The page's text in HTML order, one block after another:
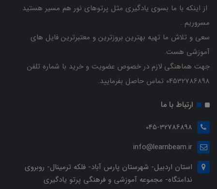
از اینکه با ما بسوی یادگیری مثل پرتوهای نور هم مسیر هستید
مسروریم .
سعی و تلاش ما تهیه بهترین بروزترین و معتبرترین فایل های
آموزشی هست.
جهت هماهنگی لازم در خصوص عضویت و خرید با شماره تلفن
04532786898 تماس حاصل بفرمایید.
ارتباط با ما
045-32786898
info@learnbeam.ir
استان اردبیل- شهرستان پارس آباد- فلکه ترمینال- روبروی
ندامتگاه- مجموعه آموزشی و فرهنگی پرتو یادگیری